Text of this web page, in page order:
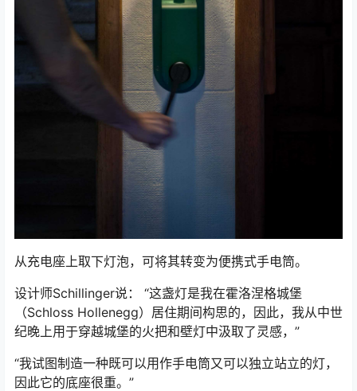
从充电座上取下灯泡，可将其转变为便携式手电筒。
设计师Schillinger说： “这盏灯是我在霍洛涅格城堡
（Schloss Hollenegg）居住期间构思的，因此，我从中世
纪晚上用于穿越城堡的火把和壁灯中汲取了灵感，”
“我试图制造一种既可以用作手电筒又可以独立站立的灯，
因此它的底座很重。”